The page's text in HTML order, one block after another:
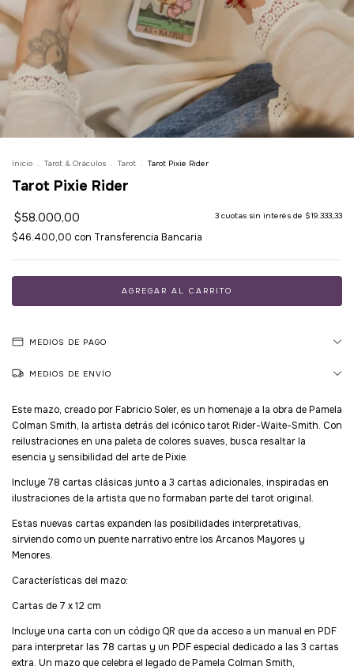
Inicio . Tarot & Oráculos . Tarot . Tarot Pixie Rider
Tarot Pixie Rider
$58.000,00 3 cuotas sin interés de $19.333,33
$46.400,00 con Transferencia Bancaria
MEDIOS DE PAGO
MEDIOS DE ENVÍO
Este mazo, creado por Fabricio Soler, es un homenaje a la obra de Pamela
Colman Smith, la artista detrás del icónico tarot Rider-Waite-Smith. Con
reilustraciones en una paleta de colores suaves, busca resaltar la
esencia y sensibilidad del arte de Pixie.
Incluye 78 cartas clásicas junto a 3 cartas adicionales, inspiradas en
ilustraciones de la artista que no formaban parte del tarot original.
Estas nuevas cartas expanden las posibilidades interpretativas,
sirviendo como un puente narrativo entre los Arcanos Mayores y
Menores.
Características del mazo:
Cartas de 7 x 12 cm
Incluye una carta con un código QR que da acceso a un manual en PDF
para interpretar las 78 cartas y un PDF especial dedicado a las 3 cartas
extra. Un mazo que celebra el legado de Pamela Colman Smith,